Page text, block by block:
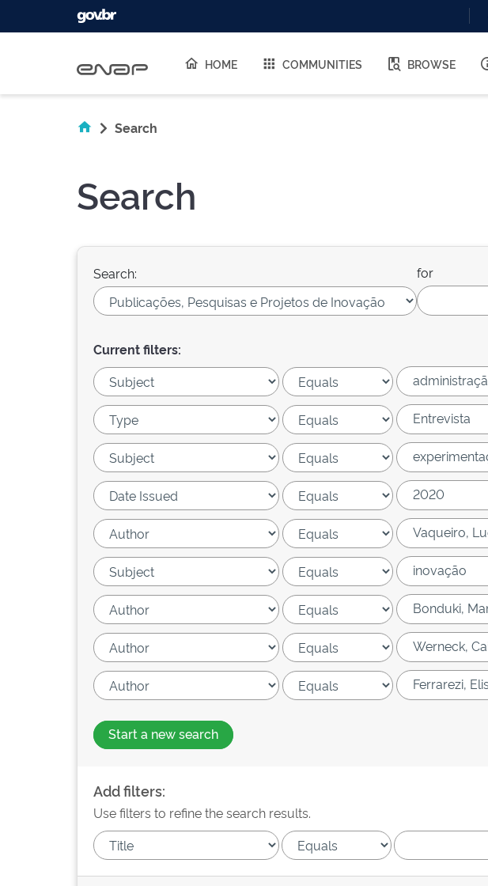
HOME COMMUNITIES BROWSE
Search
Search
Search: for
Current filters:
Start a new search
Add filters:
Use filters to refine the search results.